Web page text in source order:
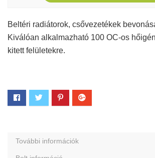
Beltéri radiátorok, csővezetékek
Kiválóan alkalmazható 100 OC-os
kitett felületekre.
További információk